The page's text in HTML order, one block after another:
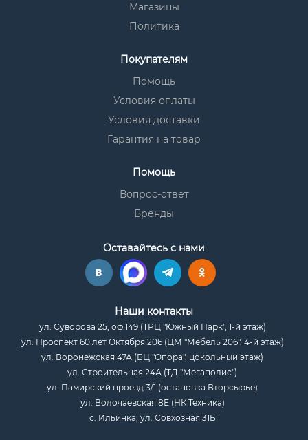
Магазины
Политика
Покупателям
Помощь
Условия оплаты
Условия доставки
Гарантия на товар
Помощь
Вопрос-ответ
Бренды
Оставайтесь с нами
Наши контакты
ул. Суворова 25, оф.149 (ТРЦ "Южный Парк", 1-й этаж)
ул. Проспект 60 лет Октября 206 (ЦМ "Мебель 206", 4-й этаж)
ул. Воронежская 47А (БЦ "Опора", цокольный этаж)
ул. Строительная 24А (ТД "Мегаполис")
ул. Памирский проезд 3/1 (остановка Вторсырье)
ул. Волочаевская 8Е (НК Техника)
с. Ильинка, ул. Совхозная 31Б